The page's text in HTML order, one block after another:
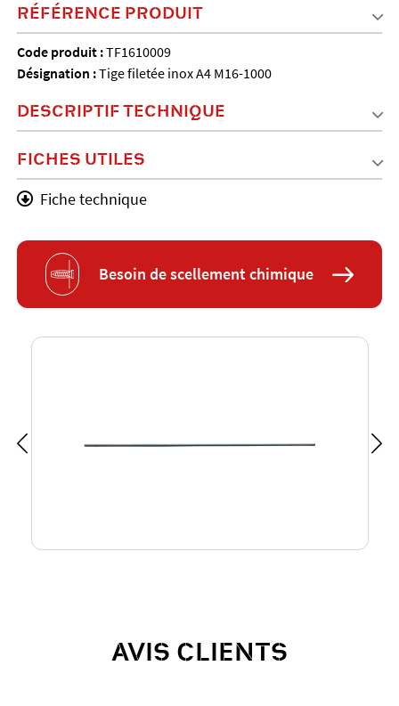
RÉFÉRENCE PRODUIT
Code produit :TF1610009
Désignation :Tige filetée inox A4 M16-1000
DESCRIPTIF TECHNIQUE
FICHES UTILES
Fiche technique
Besoin de scellement chimique
AVIS CLIENTS